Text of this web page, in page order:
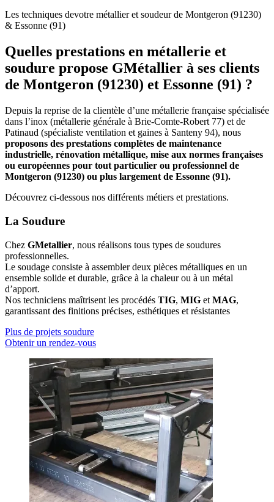
Les techniques devotre métallier et soudeur de Montgeron (91230)
& Essonne (91)
Quelles prestations en métallerie et
soudure propose GMétallier à ses clients
de Montgeron (91230) et Essonne (91) ?
Depuis la reprise de la clientèle d’une métallerie française spécialisée
dans l’inox (métallerie générale à Brie-Comte-Robert 77) et de
Patinaud (spécialiste ventilation et gaines à Santeny 94), nous
proposons des prestations complètes de maintenance
industrielle, rénovation métallique, mise aux normes françaises
ou européennes pour tout particulier ou professionnel de
Montgeron (91230) ou plus largement de Essonne (91).
Découvrez ci-dessous nos différents métiers et prestations.
La Soudure
Chez GMetallier, nous réalisons tous types de soudures
professionnelles.
Le soudage consiste à assembler deux pièces métalliques en un
ensemble solide et durable, grâce à la chaleur ou à un métal
d’apport.
Nos techniciens maîtrisent les procédés TIG, MIG et MAG,
garantissant des finitions précises, esthétiques et résistantes
Plus de projets soudure
Obtenir un rendez-vous